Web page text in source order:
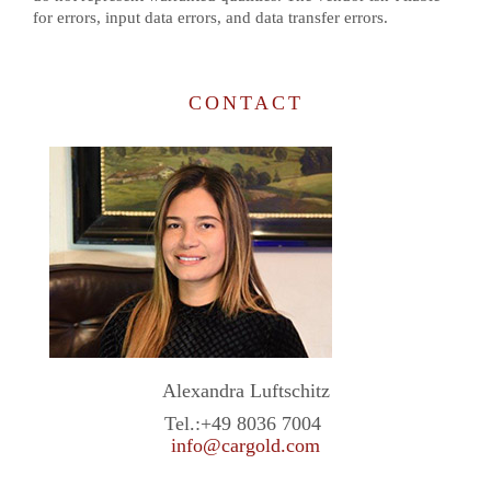
for errors, input data errors, and data transfer errors.
CONTACT
Alexandra Luftschitz
Tel.:+49 8036 7004
info@cargold.com